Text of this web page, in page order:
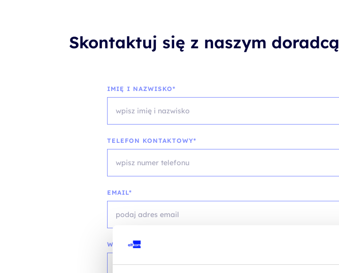
Skontaktuj się z naszym doradcą
IMIĘ I NAZWISKO*
TELEFON KONTAKTOWY*
EMAIL*
WOJEWÓDZTWO*
wybierz województwo